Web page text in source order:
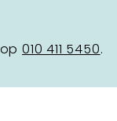
op010 411 5450.